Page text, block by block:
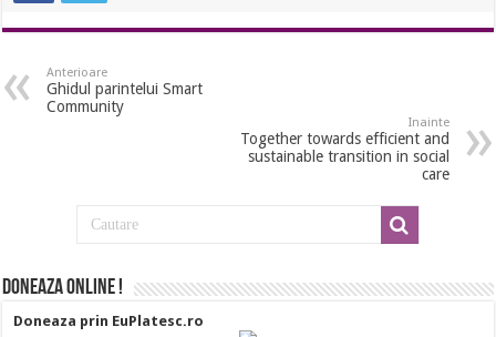
Anterioare
Ghidul parintelui Smart
Community
Inainte
Together towards efficient and
sustainable transition in social
care
Doneaza online !
Doneaza prin EuPlatesc.ro